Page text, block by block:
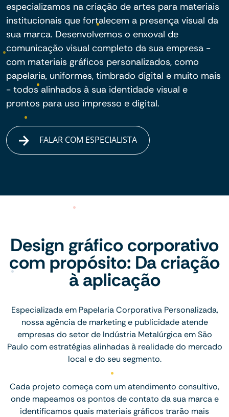
especializamos na criação de artes para materiais
institucionais que fortalecem a presença visual da
sua marca. Desenvolvemos o enxoval de
comunicação visual completo da sua empresa -
com materiais gráficos personalizados, como
papelaria, uniformes, timbrado digital e muito mais
- todos alinhados à sua identidade visual e
prontos para uso impresso e digital.
FALAR COM ESPECIALISTA
Design gráfico corporativo
com propósito: Da criação
à aplicação
Especializada em Papelaria Corporativa Personalizada,
nossa agência de marketing e publicidade atende
empresas do setor de Indústria Metalúrgica em São
Paulo com estratégias alinhadas à realidade do mercado
local e do seu segmento.
Cada projeto começa com um atendimento consultivo,
onde mapeamos os pontos de contato da sua marca e
identificamos quais materiais gráficos trarão mais